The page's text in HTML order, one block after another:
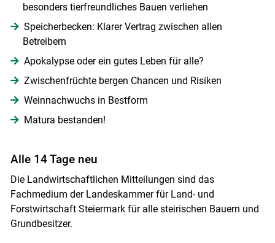
besonders tierfreundliches Bauen verliehen
Speicherbecken: Klarer Vertrag zwischen allen
Betreibern
Apokalypse oder ein gutes Leben für alle?
Zwischenfrüchte bergen Chancen und Risiken
Weinnachwuchs in Bestform
Matura bestanden!
Alle 14 Tage neu
Die Landwirtschaftlichen Mitteilungen sind das
Fachmedium der Landeskammer für Land- und
Forstwirtschaft Steiermark für alle steirischen Bauern und
Grundbesitzer.